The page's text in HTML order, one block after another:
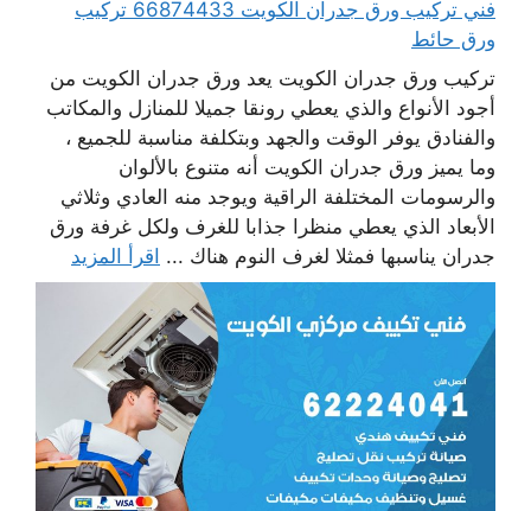
فني تركيب ورق جدران الكويت 66874433 تركيب
ورق حائط
تركيب ورق جدران الكويت يعد ورق جدران الكويت من
أجود الأنواع والذي يعطي رونقا جميلا للمنازل والمكاتب
والفنادق يوفر الوقت والجهد وبتكلفة مناسبة للجميع ،
وما يميز ورق جدران الكويت أنه متنوع بالألوان
والرسومات المختلفة الراقية ويوجد منه العادي وثلاثي
الأبعاد الذي يعطي منظرا جذابا للغرف ولكل غرفة ورق
جدران يناسبها فمثلا لغرف النوم هناك ... اقرأ المزيد